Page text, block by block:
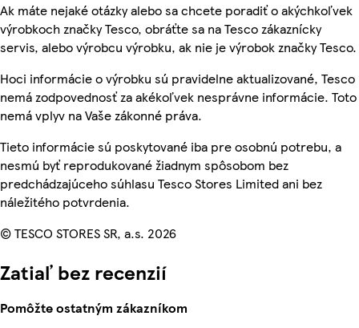
Ak máte nejaké otázky alebo sa chcete poradiť o akýchkoľvek
výrobkoch značky Tesco, obráťte sa na Tesco zákaznícky
servis, alebo výrobcu výrobku, ak nie je výrobok značky Tesco.
Hoci informácie o výrobku sú pravidelne aktualizované, Tesco
nemá zodpovednosť za akékoľvek nesprávne informácie. Toto
nemá vplyv na Vaše zákonné práva.
Tieto informácie sú poskytované iba pre osobnú potrebu, a
nesmú byť reprodukované žiadnym spôsobom bez
predchádzajúceho súhlasu Tesco Stores Limited ani bez
náležitého potvrdenia.
© TESCO STORES SR, a.s. 2026
Zatiaľ bez recenzií
Pomôžte ostatným zákazníkom